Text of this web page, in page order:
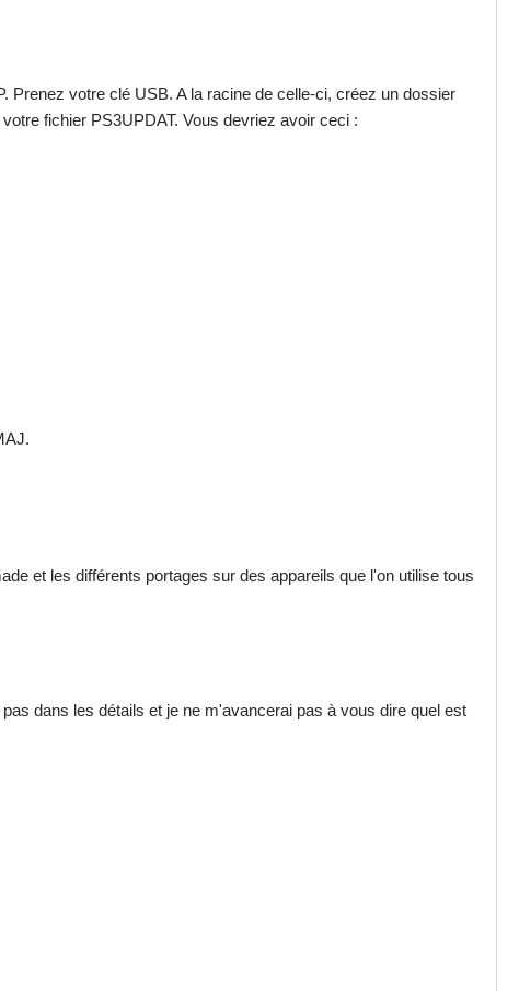
Prenez votre clé USB. A la racine de celle-ci, créez un dossier
fichier PS3UPDAT. Vous devriez avoir ceci :
et les différents portages sur des appareils que l'on utilise tous
dans les détails et je ne m'avancerai pas à vous dire quel est